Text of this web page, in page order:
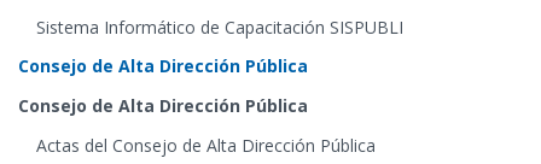
Sistema Informático de Capacitación SISPUBLI
Consejo de Alta Dirección Pública
Consejo de Alta Dirección Pública
Actas del Consejo de Alta Dirección Pública